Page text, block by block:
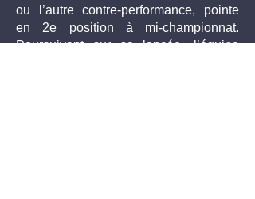
ou l’autre contre-performance, pointe
en 2e position à mi-championnat.
Poursuivant sur sa lancée, l’équipe